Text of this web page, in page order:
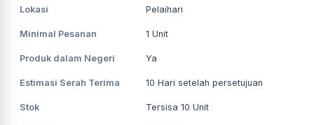
Lokasi Pelaihari
Minimal Pesanan 1 Unit
Produk dalam Negeri Ya
Estimasi Serah Terima 10 Hari setelah persetujuan
Stok Tersisa 10 Unit